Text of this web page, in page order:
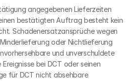
angegebenen Lieferzeiten
bestätigten Auftrag besteht kein
Schadenersatzansprüche wegen
oder Nichtlieferung
und unverschuldete
bei DCT oder seinen
für DCT nicht absehbare